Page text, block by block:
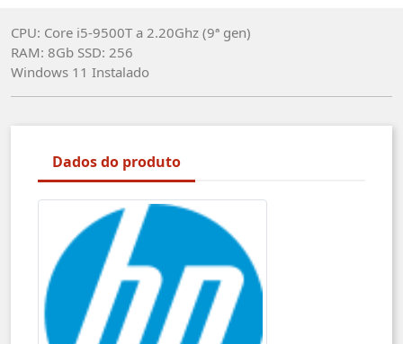
CPU: Core i5-9500T a 2.20Ghz (9ª gen)
RAM: 8Gb SSD: 256
Windows 11 Instalado
Dados do produto